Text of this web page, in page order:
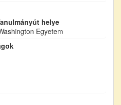
helye
Egyetem